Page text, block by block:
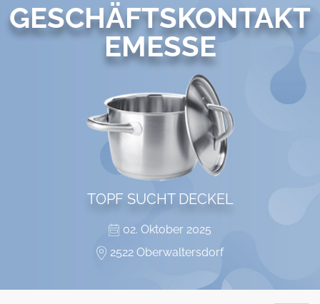
GESCHÄFTSKONTAKT
EMESSE
TOPF SUCHT DECKEL
02. Oktober 2025
2522 Oberwaltersdorf